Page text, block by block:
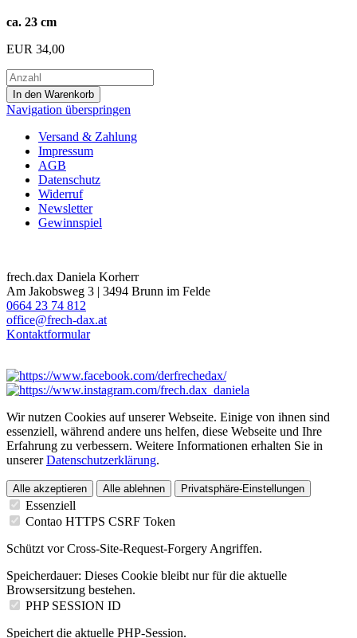
ca. 23 cm
EUR 34,00
Navigation überspringen
Versand & Zahlung
Impressum
AGB
Datenschutz
Widerruf
Newsletter
Gewinnspiel
frech.dax Daniela Korherr
Am Jakobsweg 3 | 3494 Brunn im Felde
0664 23 74 812
office@frech-dax.at
Kontaktformular
Wir nutzen Cookies auf unserer Webseite. Einige von ihnen sind
essenziell, während andere uns helfen, diese Webseite und Ihre
Erfahrung zu verbessern. Weitere Informationen erhalten Sie in
unsererDatenschutzerklärung.
Alle akzeptieren Alle ablehnen Privatsphäre-Einstellungen
Essenziell
Contao HTTPS CSRF Token
Schützt vor Cross-Site-Request-Forgery Angriffen.
Speicherdauer: Dieses Cookie bleibt nur für die aktuelle
Browsersitzung bestehen.
PHP SESSION ID
Speichert die aktuelle PHP-Session.